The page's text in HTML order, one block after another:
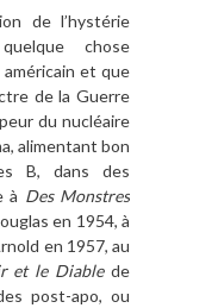
de l’hystérie
chose
américain et que
de la Guerre
du nucléaire
alimentant bon
B, dans des
à Des Monstres
en 1954, à
en 1957, au
et le Diablede
post-apo, ou